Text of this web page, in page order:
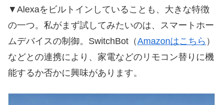
▼Alexaをビルトインしていることも、大きな特徴
の一つ。私がまず試してみたいのは、スマートホー
ムデバイスの制御。SwitchBot（Amazonはこちら ）
などとの連携により、家電などのリモコン替りに機
能するか否かに興味があります。